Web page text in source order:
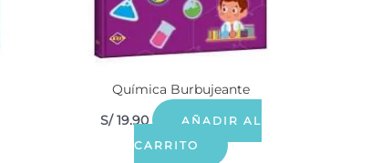
Química Burbujeante
S/19.90
AÑADIR AL
CARRITO